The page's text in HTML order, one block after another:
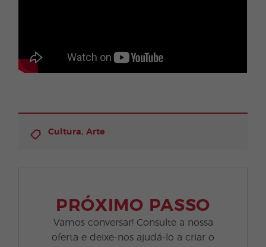
Cultura, Arte
PRÓXIMO PASSO
Vamos conversar! Consulte a nossa
oferta e deixe-nos ajudá-lo a criar o